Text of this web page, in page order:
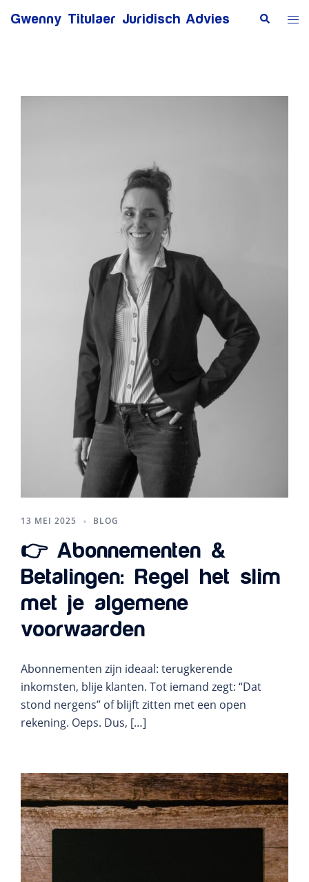
naarGwenny Titulaer Juridisch Advies Zoeken
13 MEI 2025 BLOG
👉 Abonnementen &
Betalingen: Regel het slim
met je algemene
voorwaarden
Abonnementen zijn ideaal: terugkerende
inkomsten, blije klanten. Tot iemand zegt: “Dat
stond nergens” of blijft zitten met een open
rekening. Oeps. Dus, […]